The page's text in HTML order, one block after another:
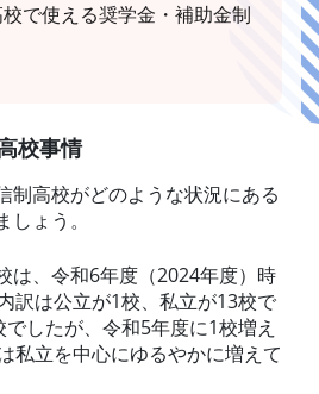
で使える奨学金・補助金制
校事情
制高校がどのような状況にある
ょう。
は、令和6年度（2024年度）時
訳は公立が1校、私立が13校で
したが、令和5年度に1校増え
私立を中心にゆるやかに増えて